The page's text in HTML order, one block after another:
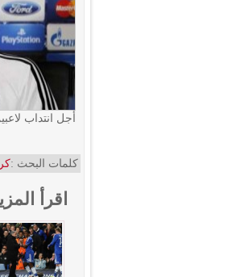
أجل انتداب
كلمات البحث :
اقرأ